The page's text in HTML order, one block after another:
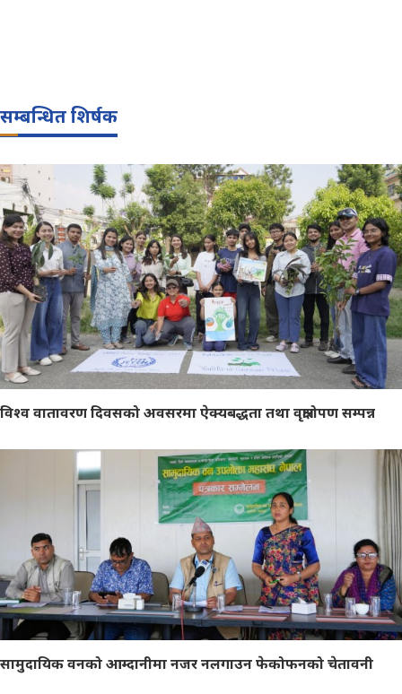
सम्बन्धित शिर्षक
विश्व वातावरण दिवसको अवसरमा ऐक्यबद्धता तथा वृक्षारोपण सम्पन्न
सामुदायिक वनको आम्दानीमा नजर नलगाउन फेकोफनको चेतावनी